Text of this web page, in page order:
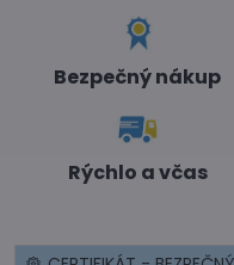
Bezpečný nákup
Rýchlo a včas